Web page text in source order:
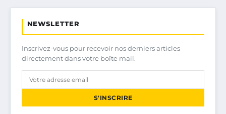
NEWSLETTER
Inscrivez-vous pour recevoir nos derniers articles
directement dans votre boîte mail.
S'INSCRIRE